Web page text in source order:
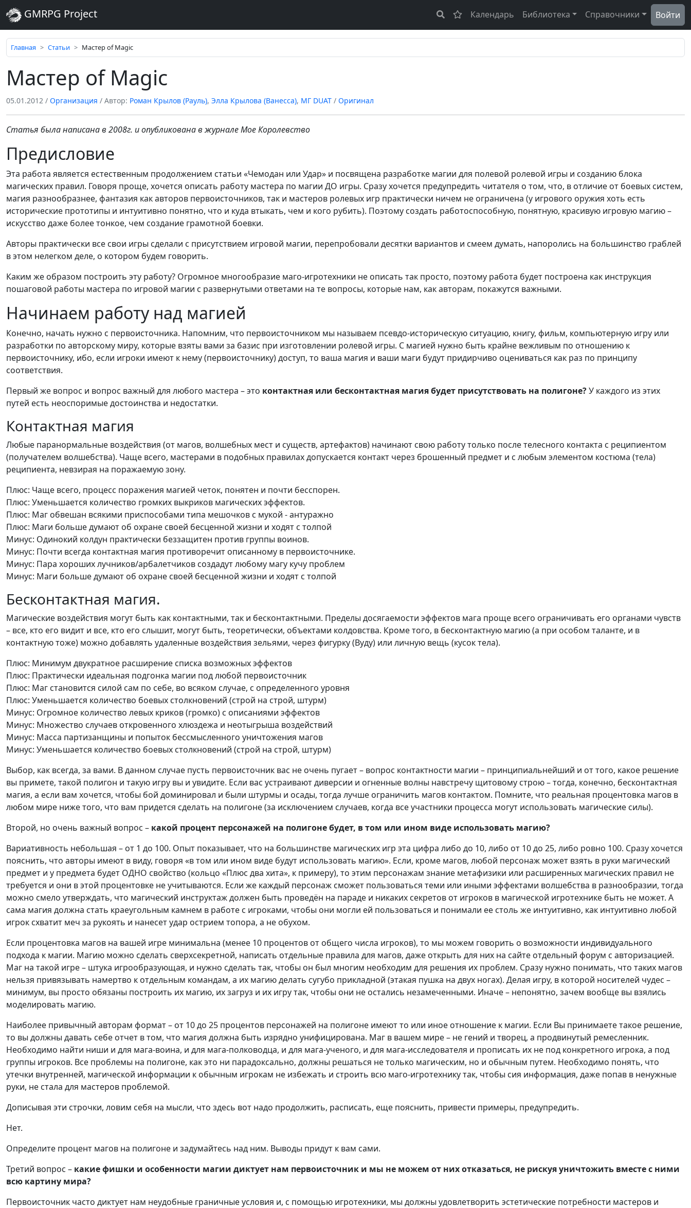
GMRPG Project Календарь Библиотека Справочники Войти
Главная Статьи Мастер of Magic
Мастер of Magic
05.01.2012 / Организация / Автор: Роман Крылов (Рауль), Элла Крылова (Ванесса), МГ DUAT / Оригинал
Статья была написана в 2008г. и опубликована в журнале Мое Королевство
Предисловие
Эта работа является естественным продолжением статьи «Чемодан или Удар» и посвящена разработке магии для полевой ролевой игры и созданию блока
магических правил. Говоря проще, хочется описать работу мастера по магии ДО игры. Сразу хочется предупредить читателя о том, что, в отличие от боевых систем,
магия разнообразнее, фантазия как авторов первоисточников, так и мастеров ролевых игр практически ничем не ограничена (у игрового оружия хоть есть
исторические прототипы и интуитивно понятно, что и куда втыкать, чем и кого рубить). Поэтому создать работоспособную, понятную, красивую игровую магию –
искусство даже более тонкое, чем создание грамотной боевки.
Авторы практически все свои игры сделали с присутствием игровой магии, перепробовали десятки вариантов и смеем думать, напоролись на большинство граблей
в этом нелегком деле, о котором будем говорить.
Каким же образом построить эту работу? Огромное многообразие маго-игротехники не описать так просто, поэтому работа будет построена как инструкция
пошаговой работы мастера по игровой магии с развернутыми ответами на те вопросы, которые нам, как авторам, покажутся важными.
Начинаем работу над магией
Конечно, начать нужно с первоисточника. Напомним, что первоисточником мы называем псевдо-историческую ситуацию, книгу, фильм, компьютерную игру или
разработки по авторскому миру, которые взяты вами за базис при изготовлении ролевой игры. С магией нужно быть крайне вежливым по отношению к
первоисточнику, ибо, если игроки имеют к нему (первоисточнику) доступ, то ваша магия и ваши маги будут придирчиво оцениваться как раз по принципу
соответствия.
Первый же вопрос и вопрос важный для любого мастера – это контактная или бесконтактная магия будет присутствовать на полигоне?У каждого из этих
путей есть неоспоримые достоинства и недостатки.
Контактная магия
Любые паранормальные воздействия (от магов, волшебных мест и существ, артефактов) начинают свою работу только после телесного контакта с реципиентом
(получателем волшебства). Чаще всего, мастерами в подобных правилах допускается контакт через брошенный предмет и с любым элементом костюма (тела)
реципиента, невзирая на поражаемую зону.
Плюс: Чаще всего, процесс поражения магией четок, понятен и почти бесспорен.
Плюс: Уменьшается количество громких выкриков магических эффектов.
Плюс: Маг обвешан всякими приспособами типа мешочков с мукой - антуражно
Плюс: Маги больше думают об охране своей бесценной жизни и ходят с толпой
Минус: Одинокий колдун практически беззащитен против группы воинов.
Минус: Почти всегда контактная магия противоречит описанному в первоисточнике.
Минус: Пара хороших лучников/арбалетчиков создадут любому магу кучу проблем
Минус: Маги больше думают об охране своей бесценной жизни и ходят с толпой
Бесконтактная магия.
Магические воздействия могут быть как контактными, так и бесконтактными. Пределы досягаемости эффектов мага проще всего ограничивать его органами чувств
– все, кто его видит и все, кто его слышит, могут быть, теоретически, объектами колдовства. Кроме того, в бесконтактную магию (а при особом таланте, и в
контактную тоже) можно добавлять удаленные воздействия зельями, через фигурку (Вуду) или личную вещь (кусок тела).
Плюс: Минимум двукратное расширение списка возможных эффектов
Плюс: Практически идеальная подгонка магии под любой первоисточник
Плюс: Маг становится силой сам по себе, во всяком случае, с определенного уровня
Плюс: Уменьшается количество боевых столкновений (строй на строй, штурм)
Минус: Огромное количество левых криков (громко) с описаниями эффектов
Минус: Множество случаев откровенного хлюздежа и неотыгрыша воздействий
Минус: Масса партизанщины и попыток бессмысленного уничтожения магов
Минус: Уменьшается количество боевых столкновений (строй на строй, штурм)
Выбор, как всегда, за вами. В данном случае пусть первоисточник вас не очень пугает – вопрос контактности магии – принципиальнейший и от того, какое решение
вы примете, такой полигон и такую игру вы и увидите. Если вас устраивают диверсии и огненные волны навстречу щитовому строю – тогда, конечно, бесконтактная
магия, а если вам хочется, чтобы бой доминировал и были штурмы и осады, тогда лучше ограничить магов контактом. Помните, что реальная процентовка магов в
любом мире ниже того, что вам придется сделать на полигоне (за исключением случаев, когда все участники процесса могут использовать магические силы).
Второй, но очень важный вопрос – какой процент персонажей на полигоне будет, в том или ином виде использовать магию?
Вариативность небольшая – от 1 до 100. Опыт показывает, что на большинстве магических игр эта цифра либо до 10, либо от 10 до 25, либо ровно 100. Сразу хочется
пояснить, что авторы имеют в виду, говоря «в том или ином виде будут использовать магию». Если, кроме магов, любой персонаж может взять в руки магический
предмет и у предмета будет ОДНО свойство (кольцо «Плюс два хита», к примеру), то этим персонажам знание метафизики или расширенных магических правил не
требуется и они в этой процентовке не учитываются. Если же каждый персонаж сможет пользоваться теми или иными эффектами волшебства в разнообразии, тогда
можно смело утверждать, что магический инструктаж должен быть проведён на параде и никаких секретов от игроков в магической игротехнике быть не может. А
сама магия должна стать краеугольным камнем в работе с игроками, чтобы они могли ей пользоваться и понимали ее столь же интуитивно, как интуитивно любой
игрок схватит меч за рукоять и нанесет удар острием топора, а не обухом.
Если процентовка магов на вашей игре минимальна (менее 10 процентов от общего числа игроков), то мы можем говорить о возможности индивидуального
подхода к магии. Магию можно сделать сверхсекретной, написать отдельные правила для магов, даже открыть для них на сайте отдельный форум с авторизацией.
Маг на такой игре – штука игрообразующая, и нужно сделать так, чтобы он был многим необходим для решения их проблем. Сразу нужно понимать, что таких магов
нельзя привязывать намертво к отдельным командам, а их магию делать сугубо прикладной (этакая пушка на двух ногах). Делая игру, в которой носителей чудес –
минимум, вы просто обязаны построить их магию, их загруз и их игру так, чтобы они не остались незамеченными. Иначе – непонятно, зачем вообще вы взялись
моделировать магию.
Наиболее привычный авторам формат – от 10 до 25 процентов персонажей на полигоне имеют то или иное отношение к магии. Если Вы принимаете такое решение,
то вы должны давать себе отчет в том, что магия должна быть изрядно унифицирована. Маг в вашем мире – не гений и творец, а продвинутый ремесленник.
Необходимо найти ниши и для мага-воина, и для мага-полководца, и для мага-ученого, и для мага-исследователя и прописать их не под конкретного игрока, а под
группы игроков. Все проблемы на полигоне, как это ни парадоксально, должны решаться не только магическим, но и обычным путем. Необходимо понять, что
утечки внутренней, магической информации к обычным игрокам не избежать и строить всю маго-игротехнику так, чтобы сия информация, даже попав в ненужные
руки, не стала для мастеров проблемой.
Дописывая эти строчки, ловим себя на мысли, что здесь вот надо продолжить, расписать, еще пояснить, привести примеры, предупредить.
Нет.
Определите процент магов на полигоне и задумайтесь над ним. Выводы придут к вам сами.
Третий вопрос – какие фишки и особенности магии диктует нам первоисточник и мы не можем от них отказаться, не рискуя уничтожить вместе с ними
всю картину мира?
Первоисточник часто диктует нам неудобные граничные условия и, с помощью игротехники, мы должны удовлетворить эстетические потребности мастеров и